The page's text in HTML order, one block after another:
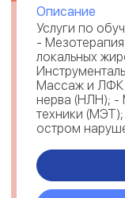
Описание
Услуги по
-
локальных
Массаж и ЛФК
нерва (НЛН); -
техники
остром